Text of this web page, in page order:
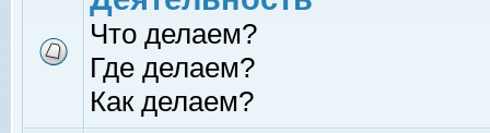
Что делаем?
Где делаем?
Как делаем?